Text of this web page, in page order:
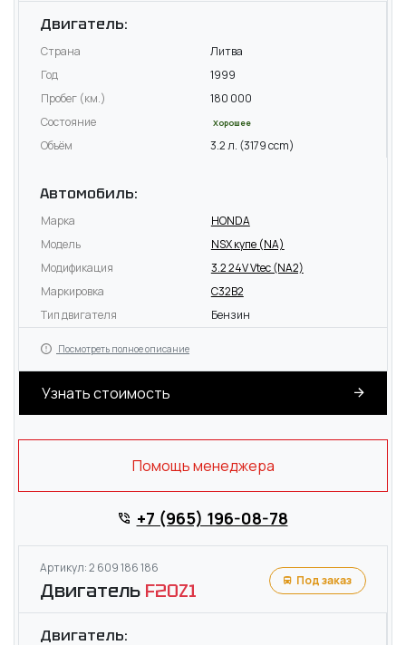
Двигатель:
Страна
Литва
Год
1999
Пробег (км.)
180 000
Состояние
Хорошее
Объём 3.2 л. (3179 ccm)
Автомобиль:
Марка
HONDA
Модель
NSX купе (NA)
Модификация
3.2 24V Vtec (NA2)
Маркировка
C32B2
Тип двигателя
Бензин
Посмотреть полное описание
Узнать стоимость
Помощь менеджера
+7 (965) 196-08-78
Артикул: 2 609 186 186
Двигатель F20Z1 Под заказ
Двигатель: